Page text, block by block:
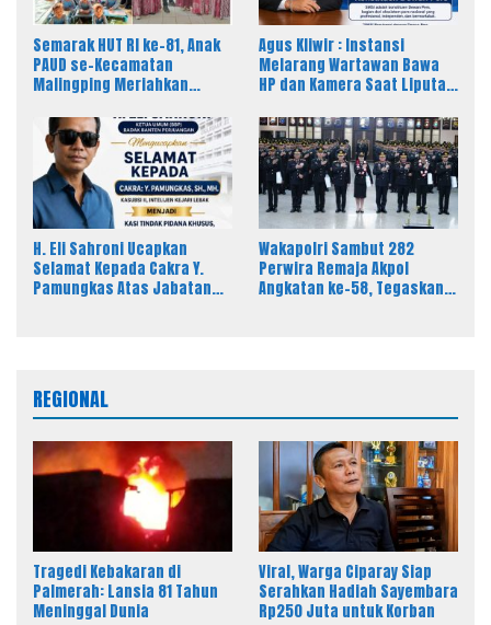
Semarak HUT RI ke-81, Anak
PAUD se-Kecamatan
Malingping Meriahkan
Agus Kliwir : Instansi
Melarang Wartawan Bawa
HP dan Kamera Saat Liputan
Pers
H. Eli Sahroni Ucapkan
Selamat Kepada Cakra Y.
Pamungkas Atas Jabatan
Wakapolri Sambut 282
Perwira Remaja Akpol
Angkatan ke-58, Tegaskan
REGIONAL
Tragedi Kebakaran di
Palmerah: Lansia 81 Tahun
Meninggal Dunia
Viral, Warga Ciparay Siap
Serahkan Hadiah Sayembara
Rp250 Juta untuk Korban